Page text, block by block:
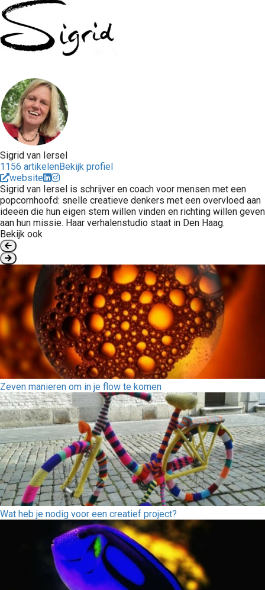
Sigrid van Iersel
1156 artikelenBekijk profiel
website
Sigrid van Iersel is schrijver en coach voor mensen met een
popcornhoofd: snelle creatieve denkers met een overvloed aan
ideeën die hun eigen stem willen vinden en richting willen geven
aan hun missie. Haar verhalenstudio staat in Den Haag.
Bekijk ook
Zeven manieren om in je flow te komen
Wat heb je nodig voor een creatief project?